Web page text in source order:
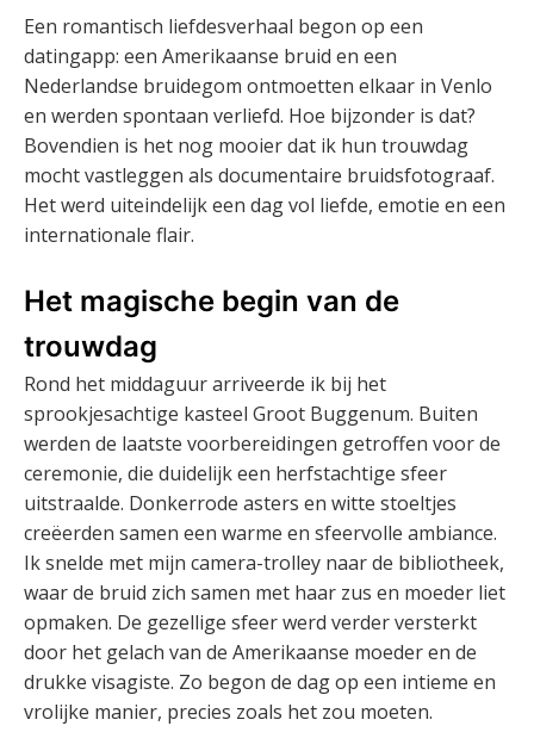
Een romantisch liefdesverhaal begon op een
datingapp: een Amerikaanse bruid en een
Nederlandse bruidegom ontmoetten elkaar in Venlo
en werden spontaan verliefd. Hoe bijzonder is dat?
Bovendien is het nog mooier dat ik hun trouwdag
mocht vastleggen als documentaire bruidsfotograaf.
Het werd uiteindelijk een dag vol liefde, emotie en een
internationale flair.
Het magische begin van de
trouwdag
Rond het middaguur arriveerde ik bij het
sprookjesachtige kasteel Groot Buggenum. Buiten
werden de laatste voorbereidingen getroffen voor de
ceremonie, die duidelijk een herfstachtige sfeer
uitstraalde. Donkerrode asters en witte stoeltjes
creëerden samen een warme en sfeervolle ambiance.
Ik snelde met mijn camera-trolley naar de bibliotheek,
waar de bruid zich samen met haar zus en moeder liet
opmaken. De gezellige sfeer werd verder versterkt
door het gelach van de Amerikaanse moeder en de
drukke visagiste. Zo begon de dag op een intieme en
vrolijke manier, precies zoals het zou moeten.